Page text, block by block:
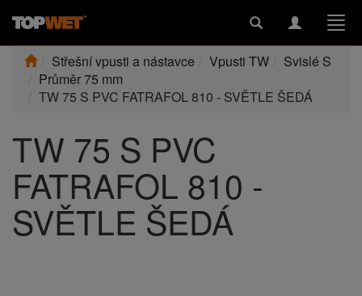
Toggle
Toggle
Střešní vpusti a nástavce
Vpusti TW
Svislé S
Průměr 75 mm
TW 75 S PVC FATRAFOL 810 - SVĚTLE ŠEDÁ
TW 75 S PVC
FATRAFOL 810 -
SVĚTLE ŠEDÁ